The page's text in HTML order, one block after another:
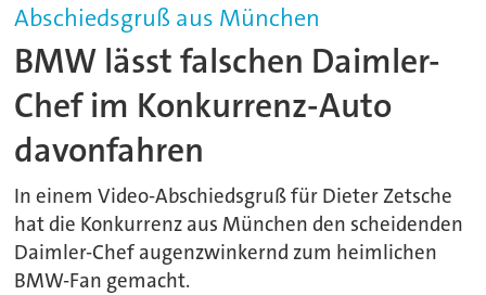
Abschiedsgruß aus München
BMW lässt falschen Daimler-
Chef im Konkurrenz-Auto
davonfahren
In einem Video-Abschiedsgruß für Dieter Zetsche
hat die Konkurrenz aus München den scheidenden
Daimler-Chef augenzwinkernd zum heimlichen
BMW-Fan gemacht.